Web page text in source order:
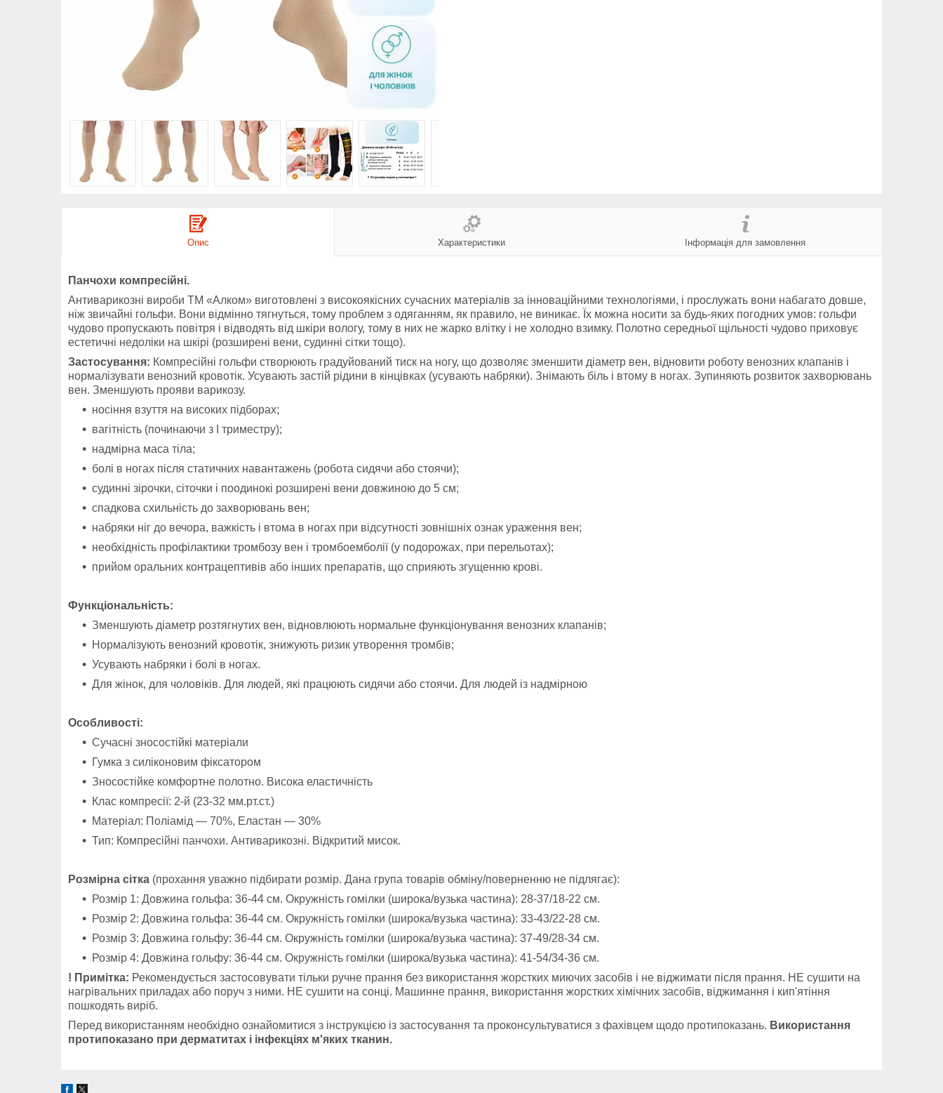
Опис Характеристики Інформація для замовлення
Панчохи компресійні.
Антиварикозні вироби ТМ «Алком» виготовлені з високоякісних сучасних матеріалів за інноваційними технологіями, і прослужать вони набагато довше,
ніж звичайні гольфи. Вони відмінно тягнуться, тому проблем з одяганням, як правило, не виникає. Їх можна носити за будь-яких погодних умов: гольфи
чудово пропускають повітря і відводять від шкіри вологу, тому в них не жарко влітку і не холодно взимку. Полотно середньої щільності чудово приховує
естетичні недоліки на шкірі (розширені вени, судинні сітки тощо).
Застосування: Компресійні гольфи створюють градуйований тиск на ногу, що дозволяє зменшити діаметр вен, відновити роботу венозних клапанів і
нормалізувати венозний кровотік. Усувають застій рідини в кінцівках (усувають набряки). Знімають біль і втому в ногах. Зупиняють розвиток захворювань
вен. Зменшують прояви варикозу.
носіння взуття на високих підборах;
вагітність (починаючи з I триместру);
надмірна маса тіла;
болі в ногах після статичних навантажень (робота сидячи або стоячи);
судинні зірочки, сіточки і поодинокі розширені вени довжиною до 5 см;
спадкова схильність до захворювань вен;
набряки ніг до вечора, важкість і втома в ногах при відсутності зовнішніх ознак ураження вен;
необхідність профілактики тромбозу вен і тромбоемболії (у подорожах, при перельотах);
прийом оральних контрацептивів або інших препаратів, що сприяють згущенню крові.
Функціональність:
Зменшують діаметр розтягнутих вен, відновлюють нормальне функціонування венозних клапанів;
Нормалізують венозний кровотік, знижують ризик утворення тромбів;
Усувають набряки і болі в ногах.
Для жінок, для чоловіків. Для людей, які працюють сидячи або стоячи. Для людей із надмірною
Особливості:
Сучасні зносостійкі матеріали
Гумка з силіконовим фіксатором
Зносостійке комфортне полотно. Висока еластичність
Клас компресії: 2-й (23-32 мм.рт.ст.)
Матеріал: Поліамід — 70%, Еластан — 30%
Тип: Компресійні панчохи. Антиварикозні. Відкритий мисок.
Розмірна сітка (прохання уважно підбирати розмір. Дана група товарів обміну/поверненню не підлягає):
Розмір 1: Довжина гольфа: 36-44 см. Окружність гомілки (широка/вузька частина): 28-37/18-22 см.
Розмір 2: Довжина гольфа: 36-44 см. Окружність гомілки (широка/вузька частина): 33-43/22-28 см.
Розмір 3: Довжина гольфу: 36-44 см. Окружність гомілки (широка/вузька частина): 37-49/28-34 см.
Розмір 4: Довжина гольфу: 36-44 см. Окружність гомілки (широка/вузька частина): 41-54/34-36 см.
! Примітка: Рекомендується застосовувати тільки ручне прання без використання жорстких миючих засобів і не віджимати після прання. НЕ сушити на
нагрівальних приладах або поруч з ними. НЕ сушити на сонці. Машинне прання, використання жорстких хімічних засобів, віджимання і кип'ятіння
пошкодять виріб.
Перед використанням необхідно ознайомитися з інструкцією із застосування та проконсультуватися з фахівцем щодо протипоказань. Використання
протипоказано при дерматитах і інфекціях м'яких тканин.